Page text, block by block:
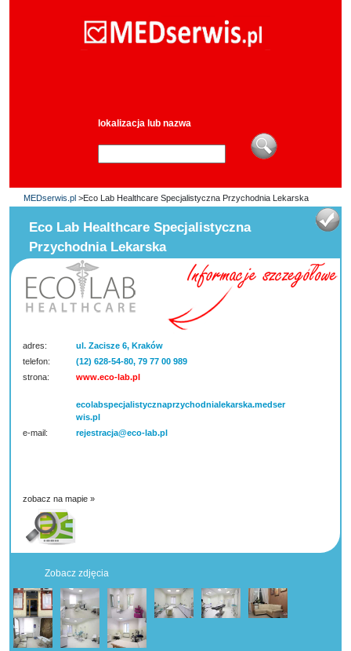
lokalizacja lub nazwa
MEDserwis.pl >Eco Lab Healthcare Specjalistyczna Przychodnia Lekarska
Eco Lab Healthcare Specjalistyczna
Przychodnia Lekarska
adres:
ul. Zacisze 6, Kraków
telefon:
(12) 628-54-80, 79 77 00 989
strona:
www.eco-lab.pl
ecolabspecjalistycznaprzychodnialekarska.medser
wis.pl
e-mail:
rejestracja@eco-lab.pl
zobacz na mapie »
Zobacz zdjęcia